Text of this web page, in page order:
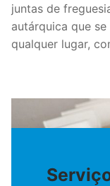
juntas de
autárquica que
qualquer lugar,